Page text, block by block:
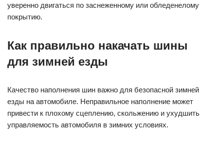
уверенно двигаться по заснеженному или обледенелому
покрытию.
Как правильно накачать шины
для зимней езды
Качество наполнения шин важно для безопасной зимней
езды на автомобиле. Неправильное наполнение может
привести к плохому сцеплению, скольжению и ухудшить
управляемость автомобиля в зимних условиях.